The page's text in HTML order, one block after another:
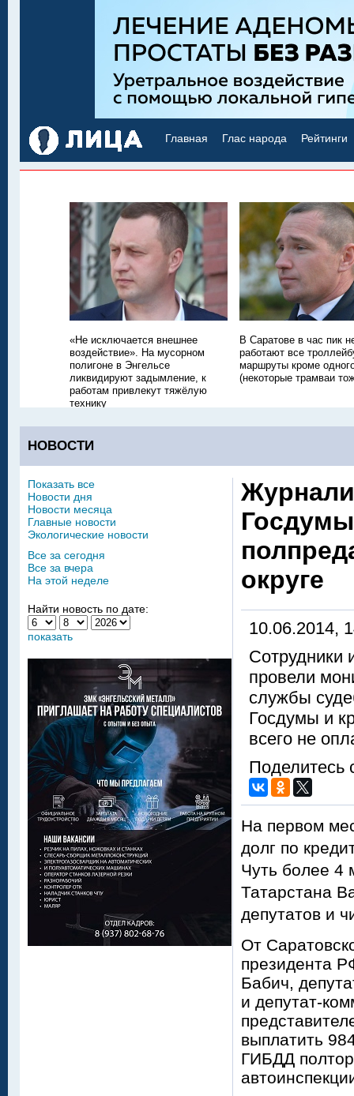
Главная Глас народа Рейтинги
«Не исключается внешнее
воздействие». На мусорном
полигоне в Энгельсе
ликвидируют задымление, к
работам привлекут тяжёлую
технику
В Саратове в час пик
работают все
маршруты кроме
(некоторые трамваи
НОВОСТИ
округе
10.06.2014,
Сотрудники
провели
службы
Госдумы и
всего не
Поделитесь
На первом
долг по
Чуть более 4
Татарстана
депутатов и
От
президента
Бабич,
и депутат-
выплатить
ГИБДД
Показать все
Новости дня
Новости месяца
Главные новости
Экологические новости
Все за сегодня
Все за вчера
На этой неделе
Найти новость по дате:
показать